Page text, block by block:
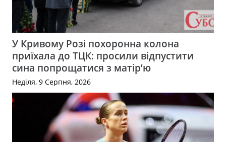
У Кривому Розі похоронна колона
приїхала до ТЦК: просили відпустити
сина попрощатися з матір’ю
Неділя, 9 Серпня, 2026